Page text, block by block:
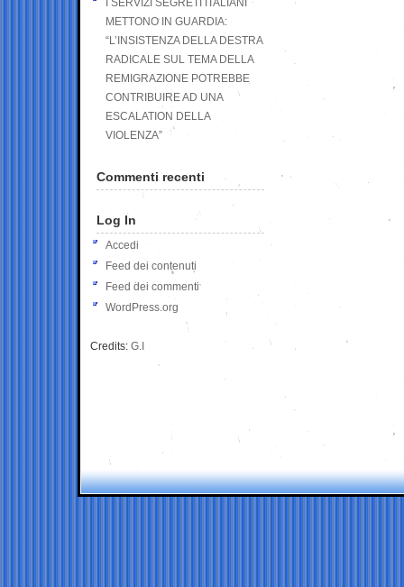
I SERVIZI SEGRETI ITALIANI
METTONO IN GUARDIA:
“L’INSISTENZA DELLA DESTRA
RADICALE SUL TEMA DELLA
REMIGRAZIONE POTREBBE
CONTRIBUIRE AD UNA
ESCALATION DELLA
VIOLENZA”
Commenti recenti
Log In
Accedi
Feed dei contenuti
Feed dei commenti
WordPress.org
Credits: G.I